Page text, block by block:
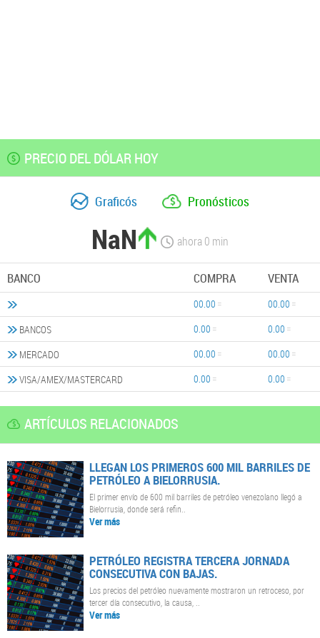
PRECIO DEL DÓLAR HOY
Graficós Pronósticos
NaN ahora0 min
BANCO COMPRA VENTA
00.00
00.00
BANCOS
0.00
0.00
MERCADO
00.00
00.00
VISA/AMEX/MASTERCARD
0.00 0.00
ARTÍCULOS RELACIONADOS
LLEGAN LOS PRIMEROS 600 MIL BARRILES DE
PETRÓLEO A BIELORRUSIA.
El primer envío de 600 mil barriles de petróleo venezolano llegó a
Bielorrusia, donde será refin..
Ver más
PETRÓLEO REGISTRA TERCERA JORNADA
CONSECUTIVA CON BAJAS.
Los precios del petróleo nuevamente mostraron un retroceso, por
tercer día consecutivo, la causa, ..
Ver más